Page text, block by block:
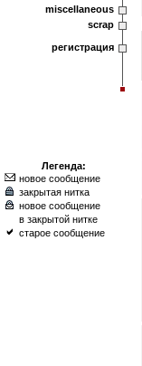
miscellaneous
scrap
регистрация
Легенда:
новое сообщение
закрытая нитка
новое сообщение
в закрытой нитке
старое сообщение